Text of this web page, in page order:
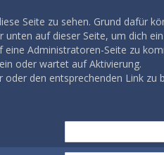
Seite zu sehen. Grund dafür
auf dieser Seite, um dich
Administratoren-Seite zu
oder wartet auf Aktivierung.
den entsprechenden Link zu